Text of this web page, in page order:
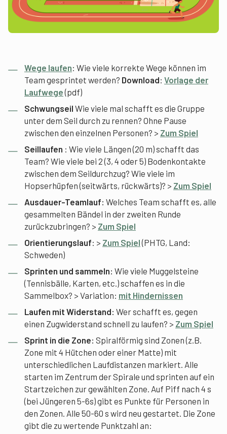
Wege laufen: Wie viele korrekte Wege können im
Team gesprintet werden? Download: Vorlage der
Laufwege(pdf)
Schwungseil Wie viele mal schafft es die Gruppe
unter dem Seil durch zu rennen? Ohne Pause
zwischen den einzelnen Personen? > Zum Spiel
Seillaufen : Wie viele Längen (20 m) schafft das
Team? Wie viele bei 2 (3, 4 oder 5) Bodenkontakte
zwischen dem Seildurchzug? Wie viele im
Hopserhüpfen (seitwärts, rückwärts)? > Zum Spiel
Ausdauer-Teamlauf: Welches Team schafft es, alle
gesammelten Bändel in der zweiten Runde
zurückzubringen? > Zum Spiel
Orientierungslauf: > Zum Spiel(PHTG, Land:
Schweden)
Sprinten und sammeln: Wie viele Muggelsteine
(Tennisbälle, Karten, etc.) schaffen es in die
Sammelbox? > Variation: mit Hindernissen
Laufen mit Widerstand: Wer schafft es, gegen
einen Zugwiderstand schnell zu laufen? > Zum Spiel
Sprint in die Zone: Spiralförmig sind Zonen (z.B.
Zone mit 4 Hütchen oder einer Matte) mit
unterschiedlichen Laufdistanzen markiert. Alle
starten im Zentrum der Spirale und sprinten auf ein
Startzeichen zur gewählten Zone. Auf Piff nach 4 s
(bei Jüngeren 5-6s) gibt es Punkte für Personen in
den Zonen. Alle 50-60 s wird neu gestartet. Die Zone
gibt die zu wertende Punktzahl an: